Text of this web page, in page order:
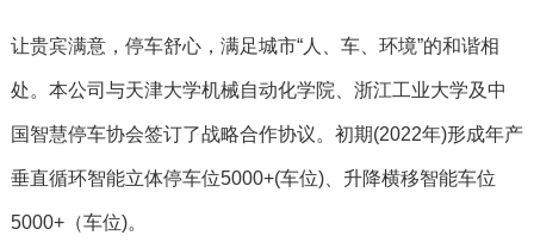
让贵宾满意，停车舒心，满足城市“人、车、环境”的和谐相
处。本公司与天津大学机械自动化学院、浙江工业大学及中
国智慧停车协会签订了战略合作协议。初期(2022年)形成年产
垂直循环智能立体停车位5000+(车位)、升降横移智能车位
5000+（车位)。